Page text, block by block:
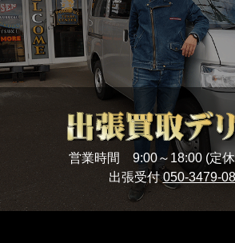
営業時間 9:00～18:00 (定
出張受付050-3479-